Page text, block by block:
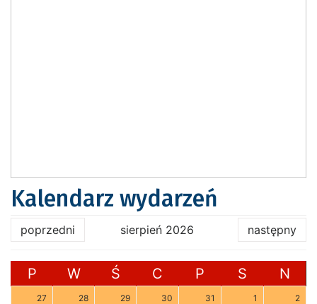
Kalendarz wydarzeń
poprzedni sierpień 2026 następny
P W Ś C P S N
27 28 29 30 31 1 2